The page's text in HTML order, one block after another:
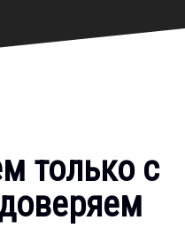
только с